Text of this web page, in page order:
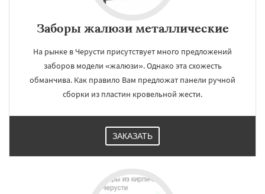
Заборы жалюзи металлические
На рынке в Черусти присутствует много предложений
заборов модели «жалюзи». Однако эта схожесть
обманчива. Как правило Вам предложат панели ручной
сборки из пластин кровельной жести.
ЗАКАЗАТЬ